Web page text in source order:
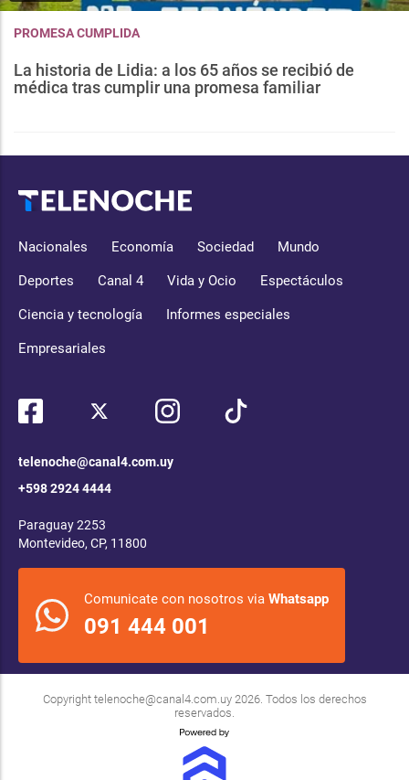
PROMESA CUMPLIDA
La historia de Lidia: a los 65 años se recibió de
médica tras cumplir una promesa familiar
Nacionales Economía Sociedad Mundo
Deportes Canal 4 Vida y Ocio Espectáculos
Ciencia y tecnología Informes especiales
Empresariales
telenoche@canal4.com.uy
+598 2924 4444
Paraguay 2253
Montevideo, CP, 11800
Comunicate con nosotros via Whatsapp
091 444 001
Copyright telenoche@canal4.com.uy2026. Todos los derechos
reservados.